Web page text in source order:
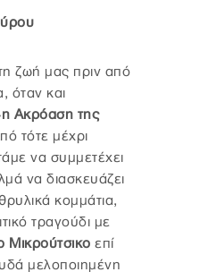
ζωή μας πριν από
όταν και
Ακρόαση της
τότε μέχρι
να συμμετέχει
να διασκευάζει
κομμάτια,
τραγούδι με
Μικρούτσικο επί
μελοποιημένη